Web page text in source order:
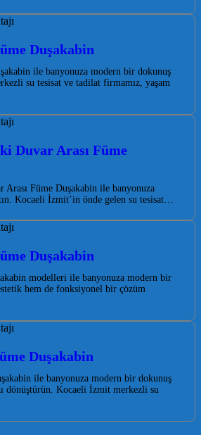
Duşakabin
ile banyonuza modern bir dokunuş
su tesisat ve tadilat firmamız, yaşam
Duvar Arası Füme
Füme Duşakabin ile banyonuza
Kocaeli İzmit’in önde gelen su tesisat…
Duşakabin
modelleri ile banyonuza modern bir
hem de fonksiyonel bir çözüm
Duşakabin
ile banyonuza modern bir dokunuş
dönüştürün. Kocaeli İzmit merkezli su